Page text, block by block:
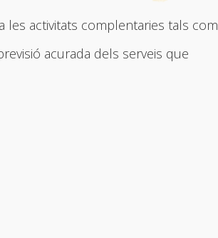
les activitats complentaries tals com
acurada dels serveis que